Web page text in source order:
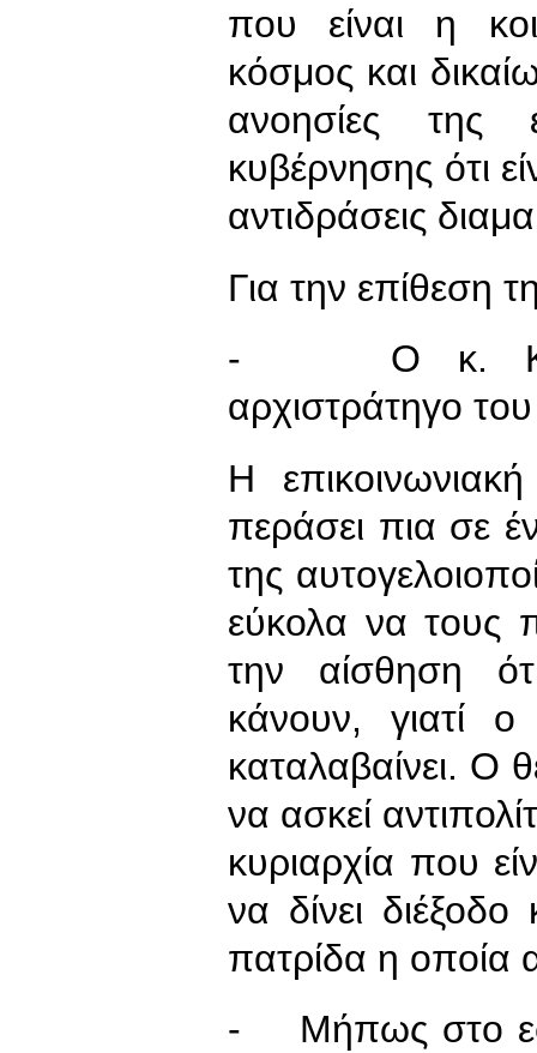
που είναι η
κόσμος και
ανοησίες της
κυβέρνησης ότι
αντιδράσεις
Για την επίθεση
- Ο κ.
αρχιστράτηγο
Η
περάσει πια σε
της
εύκολα να τους
την αίσθηση
κάνουν, γιατί
καταλαβαίνει. Ο
να ασκεί
κυριαρχία που
να δίνει
πατρίδα η οποία
- Μήπως στο